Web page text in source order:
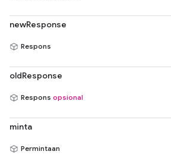
newResponse
Respons
oldResponse
Respons opsional
minta
Permintaan